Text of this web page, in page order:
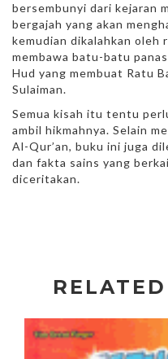
bersembunyi dari kejaran
bergajah yang akan
kemudian dikalahkan oleh
membawa batu-batu
Hud yang membuat Ratu
Sulaiman.
Semua kisah itu tentu
ambil hikmahnya. Selain
Al-Qur’an, buku ini juga
dan fakta sains yang
diceritakan.